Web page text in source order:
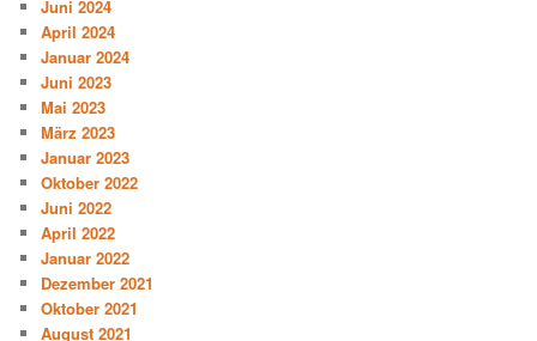
Juni 2024
April 2024
Januar 2024
Juni 2023
Mai 2023
März 2023
Januar 2023
Oktober 2022
Juni 2022
April 2022
Januar 2022
Dezember 2021
Oktober 2021
August 2021